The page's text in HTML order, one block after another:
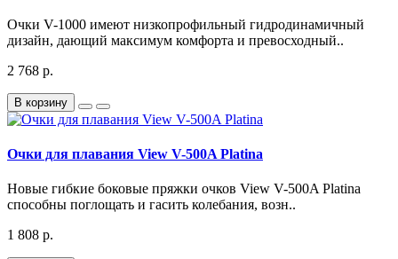
Очки V-1000 имеют низкопрофильный гидродинамичный
дизайн, дающий максимум комфорта и превосходный..
2 768 р.
В корзину
Очки для плавания View V-500A Platina
Новые гибкие боковые пряжки очков View V-500A Platina
способны поглощать и гасить колебания, возн..
1 808 р.